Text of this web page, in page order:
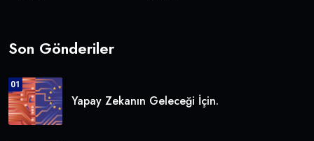
Son Gönderiler
01
Yapay Zekanın Geleceği İçin.